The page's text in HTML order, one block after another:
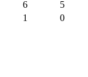
6
5
1
0